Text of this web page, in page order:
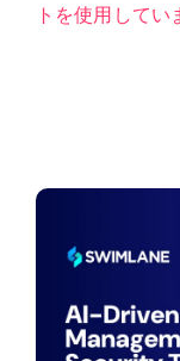
トを使用してい